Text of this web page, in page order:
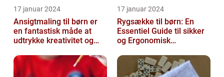
17 januar 2024
Ansigtmaling til børn er
en fantastisk måde at
udtrykke kreativitet og
17 januar 2024
Rygsække til børn: En
Essentiel Guide til sikker
og Ergonomisk